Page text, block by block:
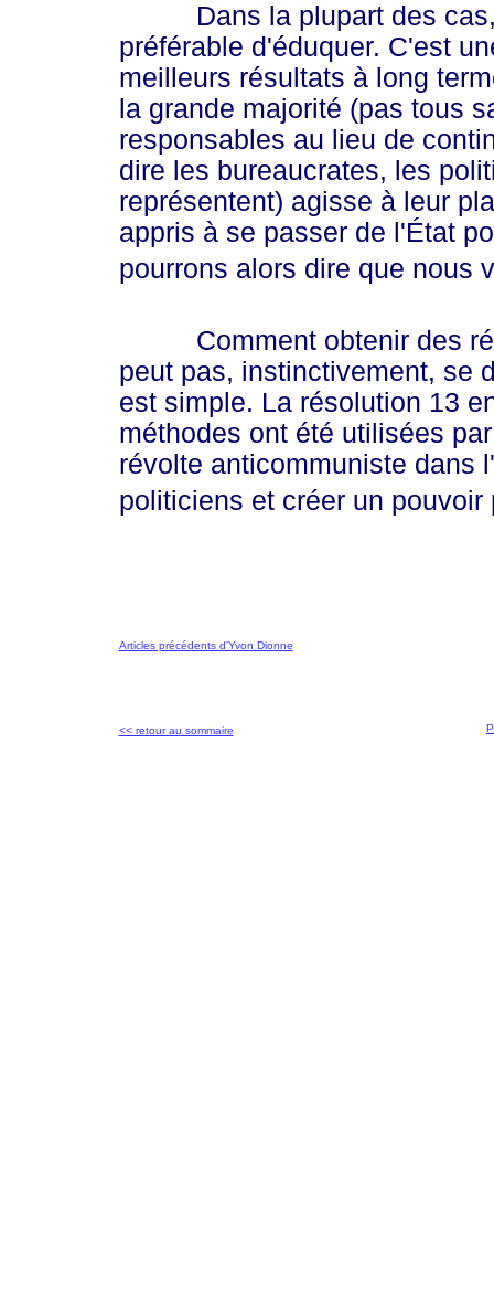
Dans la plupart des cas,
préférable d'éduquer. C'est
meilleurs résultats à long
la grande majorité (pas tous
responsables au lieu de
dire les bureaucrates, les
représentent) agisse à leur
appris à se passer de l'État
pourrons alors dire que nous
Comment obtenir des
peut pas, instinctivement, se
est simple. La résolution 13
méthodes ont été utilisées
révolte anticommuniste dans
politiciens et créer un
Articles précédents d'Yvon Dionne
<< retour au sommaire